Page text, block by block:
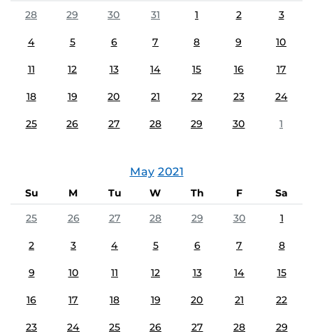
28
29 30 31 1 2 3
4 5 6 7 8 9 10
11 12 13 14 15 16 17
18 19 20 21 22 23 24
25 26 27 28 29 30 1
May 2021
Su M Tu W Th F
Sa
25
26 27 28 29 30 1
2 3 4 5 6 7 8
9 10 11 12 13 14 15
16 17 18 19 20 21 22
23 24 25 26 27 28 29